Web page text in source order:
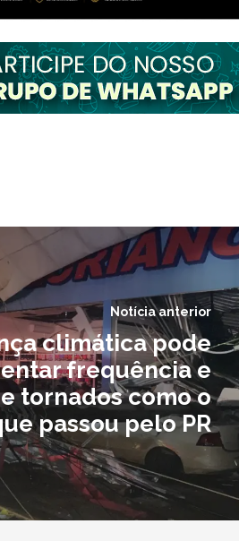
Notícia anterior
climática pode
frequência e
tornados como o
passou pelo PR